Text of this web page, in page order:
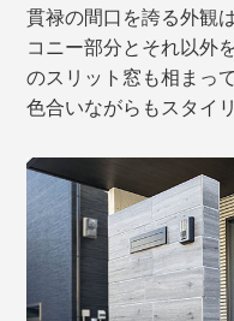
貫禄の間口を誇る外観
コニー部分とそれ以外
のスリット窓も相まっ
色合いながらもスタイ